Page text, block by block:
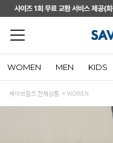
WOMEN MEN KIDS
세이브힐즈 전체상품 WOMEN